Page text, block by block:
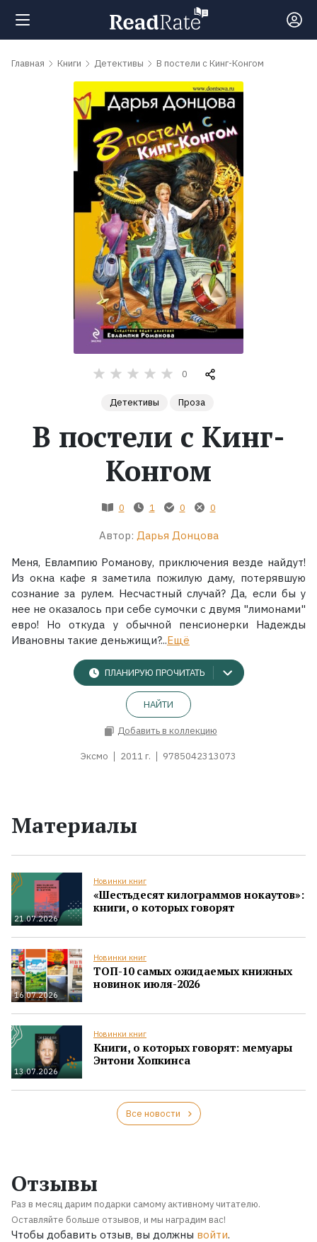
Поиск
Рейтинги
обсуждаемые
Экранизации
Главная Книги Детективы В постели с Кинг-Конгом
0
Детективы Проза
В постели с Кинг-
Конгом
0 1 0 0
Автор: Дарья Донцова
Меня, Евлампию Романову, приключения везде найдут!
Из окна кафе я заметила пожилую даму, потерявшую
сознание за рулем. Несчастный случай? Да, если бы у
нее не оказалось при себе сумочки с двумя "лимонами"
евро! Но откуда у обычной пенсионерки Надежды
Ивановны такие деньжищи?...Ещё
ПЛАНИРУЮ ПРОЧИТАТЬ
НАЙТИ
Добавить в коллекцию
Эксмо 2011 г. 9785042313073
Материалы
21.07.2026
Новинки книг
«Шестьдесят килограммов нокаутов»:
книги, о которых говорят
16.07.2026
Новинки книг
ТОП-10 самых ожидаемых книжных
новинок июля-2026
13.07.2026
Новинки книг
Книги, о которых говорят: мемуары
Энтони Хопкинса
Все новости
Отзывы
Раз в месяц дарим подарки самому активному читателю.
Оставляйте больше отзывов, и мы наградим вас!
Чтобы добавить отзыв, вы должны войти.